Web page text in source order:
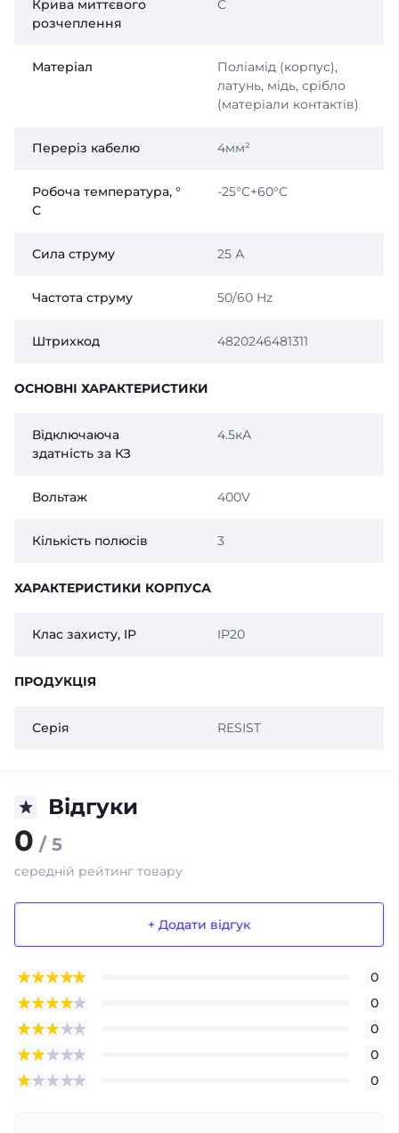
Крива миттєвого
розчеплення
С
Матеріал
Поліамід (корпус),
латунь, мідь, срібло
(матеріали контактів)
Переріз кабелю 4мм²
Робоча температура, °
С
-25°C+60°С
Сила струму 25 А
Частота струму 50/60 Hz
Штрихкод 4820246481311
ОСНОВНІ ХАРАКТЕРИСТИКИ
Відключаюча
здатність за КЗ
4.5кА
Вольтаж 400V
Кількість полюсів 3
ХАРАКТЕРИСТИКИ КОРПУСА
Клас захисту, IP IP20
ПРОДУКЦІЯ
Серія RESIST
Відгуки
0 / 5
середній рейтинг товару
+ Додати відгук
0
0
0
0
0